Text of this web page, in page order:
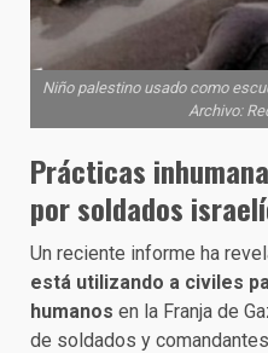
Niño palestino usado como
Archivo:
Prácticas
por soldados
Un reciente informe ha
está utilizando a civiles
humanos en la Franja de
de soldados y